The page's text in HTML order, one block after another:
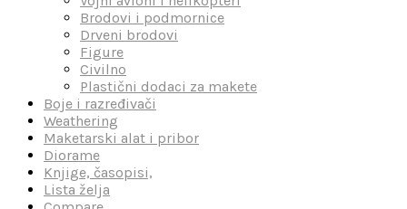
Brodovi i podmornice
Drveni brodovi
Figure
Civilno
Plastični dodaci za makete
Boje i razređivači
Weathering
Maketarski alat i pribor
Diorame
Knjige, časopisi,
Lista želja